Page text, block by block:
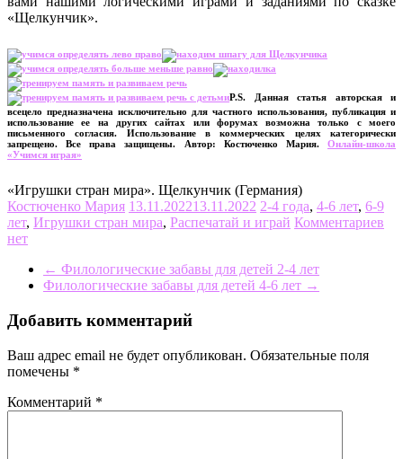
«Щелкунчик».
P.S. Данная статья авторская и
всецело предназначена исключительно для частного использования, публикация и
использование ее на других сайтах или форумах возможна только с моего
письменного согласия. Использование в коммерческих целях категорически
запрещено. Все права защищены. Автор: Костюченко Мария. Онлайн-школа
«Учимся играя»
«Игрушки стран мира». Щелкунчик (Германия)
Костюченко Мария 13.11.202213.11.2022 2-4 года, 4-6 лет, 6-9
лет, Игрушки стран мира, Распечатай и играй Комментариев
нет
← Филологические забавы для детей 2-4 лет
Филологические забавы для детей 4-6 лет →
Добавить комментарий
Ваш адрес email не будет опубликован. Обязательные поля
помечены *
Комментарий *